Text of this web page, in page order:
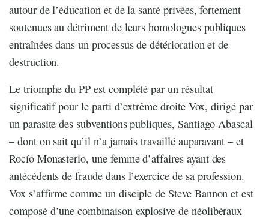
autour de l’éducation et de la santé privées, fortement
soutenues au détriment de leurs homologues publiques
entraînées dans un processus de détérioration et de
destruction.
Le triomphe du PP est complété par un résultat
significatif pour le parti d’extrême droite Vox, dirigé par
un parasite des subventions publiques, Santiago Abascal
– dont on sait qu’il n’a jamais travaillé auparavant – et
Rocío Monasterio, une femme d’affaires ayant des
antécédents de fraude dans l’exercice de sa profession.
Vox s’affirme comme un disciple de Steve Bannon et est
composé d’une combinaison explosive de néolibéraux